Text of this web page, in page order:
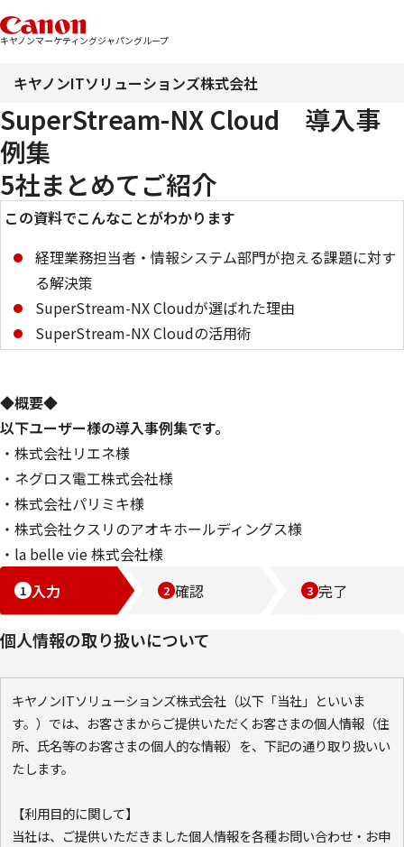
キヤノンマーケティングジャパングループ
キヤノンITソリューションズ株式会社
SuperStream-NX Cloud 導入事
例集
5社まとめてご紹介
この資料でこんなことがわかります
経理業務担当者・情報システム部門が抱える課題に対す
る解決策
SuperStream-NX Cloudが選ばれた理由
SuperStream-NX Cloudの活用術
◆概要◆
以下ユーザー様の導入事例集です。
・株式会社リエネ様
・ネグロス電工株式会社様
・株式会社パリミキ様
・株式会社クスリのアオキホールディングス様
・la belle vie 株式会社様
入力
確認 完了
個人情報の取り扱いについて
キヤノンITソリューションズ株式会社（以下「当社」といいま
す。）では、お客さまからご提供いただくお客さまの個人情報（住
所、氏名等のお客さまの個人的な情報）を、下記の通り取り扱いい
たします。
【利用目的に関して】
当社は、ご提供いただきました個人情報を各種お問い合わせ・お申